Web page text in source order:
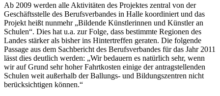
Ab 2009 werden alle Aktivitäten des Projektes zentral von der
Geschäftsstelle des Berufsverbandes in Halle koordiniert und das
Projekt heißt nunmehr „Bildende Künstlerinnen und Künstler an
Schulen“. Dies hat u.a. zur Folge, dass bestimmte Regionen des
Landes stärker als bisher ins Hintertreffen geraten. Die folgende
Passage aus dem Sachbericht des Berufsverbandes für das Jahr 2011
lässt dies deutlich werden: „Wir bedauern es natürlich sehr, wenn
wir auf Grund sehr hoher Fahrtkosten einige der antragstellenden
Schulen weit außerhalb der Ballungs- und Bildungszentren nicht
berücksichtigen können.“